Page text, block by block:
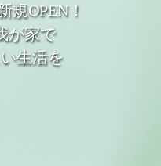
規OPEN！
が家で
生活を